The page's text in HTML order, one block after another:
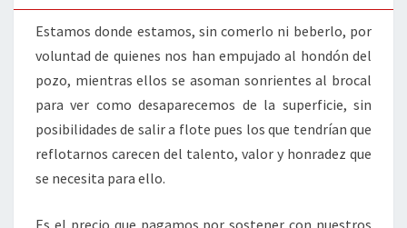
Estamos donde estamos, sin comerlo ni beberlo, por
voluntad de quienes nos han empujado al hondón del
pozo, mientras ellos se asoman sonrientes al brocal
para ver como desaparecemos de la superficie, sin
posibilidades de salir a flote pues los que tendrían que
reflotarnos carecen del talento, valor y honradez que
se necesita para ello.
Es el precio que pagamos por sostener con nuestros